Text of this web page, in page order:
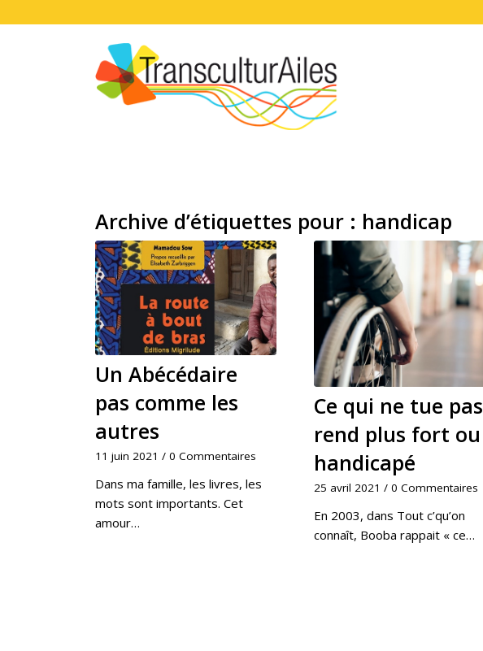
Archive d’étiquettes pour : handicap
Un Abécédaire
pas comme les
autres
11 juin 2021 / 0 Commentaires
Dans ma famille, les livres, les
mots sont importants. Cet
amour…
Ce qui ne tue pas
rend plus fort ou
handicapé
25 avril 2021 / 0 Commentaires
En 2003, dans Tout c’qu’on
connaît, Booba rappait « ce…